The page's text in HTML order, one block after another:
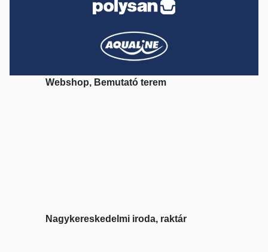
Webshop, Bemutató terem
Nagykereskedelmi iroda, raktár